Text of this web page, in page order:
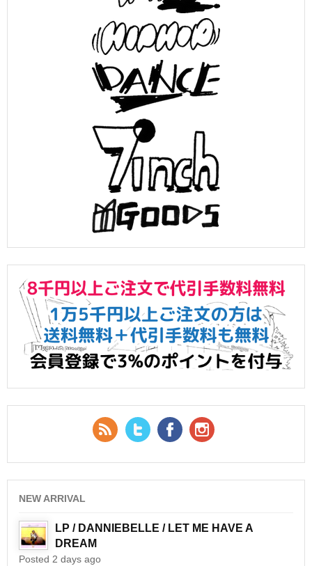
RSS Feed
Twitter Facebook
NEW ARRIVAL
LP / DANNIEBELLE / LET ME HAVE A
DREAM
Posted 2 days ago